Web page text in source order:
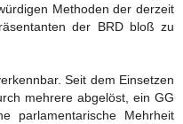
Methoden der derzeit
der BRD bloß zu
Seit dem Einsetzen
mehrere abgelöst, ein GG
parlamentarische Mehrheit